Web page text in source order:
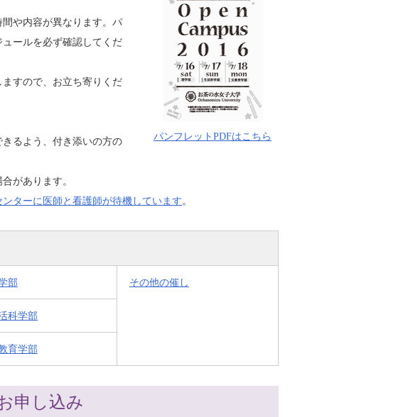
パンフレットPDFはこちら
や内容が異なります。パ
ールを必ず確認してくだ
すので、お立ち寄りくだ
るよう、付き添いの方の
があります。
ターに医師と看護師が待機しています。
部 その他の催し
科学部
育学部
申し込み